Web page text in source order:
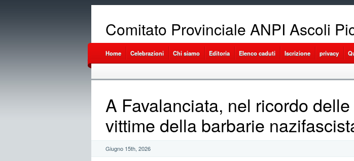
Comitato Provinciale ANPI Ascoli
Home Celebrazioni Chi siamo Editoria Elenco caduti Iscrizione privacy
A Favalanciata, nel ricordo delle
vittime della barbarie
Giugno 15th, 2026